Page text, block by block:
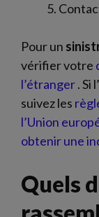
Pour un
vérifier votre
l’étranger. Si
suivez les
l’Union
obtenir une
Quels